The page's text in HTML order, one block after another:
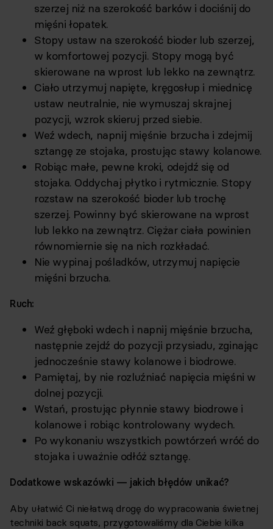
szerzej niż na szerokość barków i dociśnij do
mięśni łopatek.
Stopy ustaw na szerokość bioder lub szerzej,
w komfortowej pozycji. Stopy mogą być
skierowane na wprost lub lekko na zewnątrz.
Ciało utrzymuj napięte, kręgosłup i miednicę
ustaw neutralnie, nie wymuszaj skrajnej
pozycji, wzrok skieruj przed siebie.
Weź wdech, napnij mięśnie brzucha i zdejmij
sztangę ze stojaka, prostując stawy kolanowe.
Robiąc małe, pewne kroki, odejdź się od
stojaka. Oddychaj płytko i rytmicznie. Stopy
rozstaw na szerokość bioder lub trochę
szerzej. Powinny być skierowane na wprost
lub lekko na zewnątrz. Ciężar ciała powinien
równomiernie się na nich rozkładać.
Nie wypinaj pośladków, utrzymuj napięcie
mięśni brzucha.
Ruch:
Weź głęboki wdech i napnij mięśnie brzucha,
następnie zejdź do pozycji przysiadu, zginając
jednocześnie stawy kolanowe i biodrowe.
Pamiętaj, by nie rozluźniać napięcia mięśni w
dolnej pozycji.
Wstań, prostując płynnie stawy biodrowe i
kolanowe i robiąc kontrolowany wydech.
Po wykonaniu wszystkich powtórzeń wróć do
stojaka i uważnie odłóż sztangę.
Dodatkowe wskazówki — jakich błędów unikać?
Aby ułatwić Ci niełatwą drogę do wypracowania świetnej
techniki back squats, przygotowaliśmy dla Ciebie kilka